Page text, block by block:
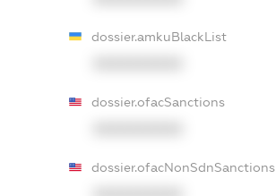
dossier.amkuBlackList
dossier.ofacSanctions
dossier.ofacNonSdnSanctions